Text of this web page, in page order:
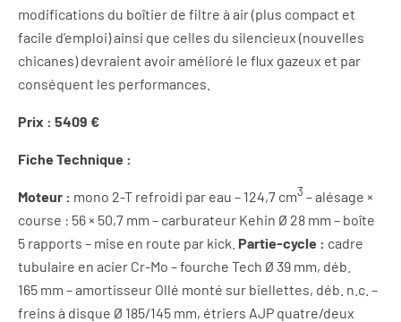
modifications du boîtier de filtre à air (plus compact et
facile d’emploi) ainsi que celles du silencieux (nouvelles
chicanes) devraient avoir amélioré le flux gazeux et par
conséquent les performances.
Prix : 5409 €
Fiche Technique :
Moteur : mono 2-T refroidi par eau – 124,7 cm3 – alésage ×
course : 56 × 50,7 mm – carburateur Kehin Ø 28 mm – boîte
5 rapports – mise en route par kick. Partie-cycle : cadre
tubulaire en acier Cr-Mo – fourche Tech Ø 39 mm, déb.
165 mm – amortisseur Ollé monté sur biellettes, déb. n.c. –
freins à disque Ø 185/145 mm, étriers AJP quatre/deux